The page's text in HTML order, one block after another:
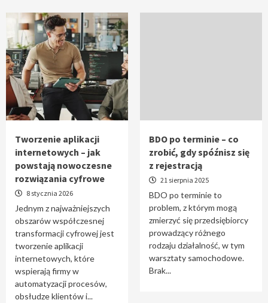
Tworzenie aplikacji
internetowych – jak
powstają nowoczesne
rozwiązania cyfrowe
8 stycznia 2026
Jednym z najważniejszych
obszarów współczesnej
transformacji cyfrowej jest
tworzenie aplikacji
internetowych, które
wspierają firmy w
automatyzacji procesów,
obsłudze klientów i...
BDO po terminie – co
zrobić, gdy spóźnisz się
z rejestracją
21 sierpnia 2025
BDO po terminie to
problem, z którym mogą
zmierzyć się przedsiębiorcy
prowadzący różnego
rodzaju działalność, w tym
warsztaty samochodowe.
Brak...